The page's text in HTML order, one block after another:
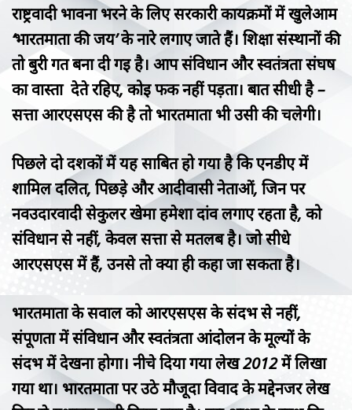
राष्ट्रवादी भावना भरने के लिए सरकारी कार्यक्रमों में खुलेआम
‘भारतमाता की जय’ के नारे लगाए जाते हैं। शिक्षा संस्थानों की
तो बुरी गत बना दी गई है। आप संविधान और स्वतंत्रता संघर्ष
का वास्ता देते रहिए, कोई फर्क नहीं पड़ता। बात सीधी है –
सत्ता आरएसएस की है तो भारतमाता भी उसी की चलेगी।
पिछले दो दशकों में यह साबित हो गया है कि एनडीए में
शामिल दलित, पिछड़े और आदीवासी नेताओं, जिन पर
नवउदारवादी सेकुलर खेमा हमेशा दांव लगाए रहता है, को
संविधान से नहीं, केवल सत्ता से मतलब है। जो सीधे
आरएसएस में हैं, उनसे तो क्या ही कहा जा सकता है।
भारतमाता के सवाल को आरएसएस के संदर्भ से नहीं,
संपूर्णता में संविधान और स्वतंत्रता आंदोलन के मूल्यों के
संदर्भ में देखना होगा। नीचे दिया गया लेख 2012 में लिखा
गया था। भारतमाता पर उठे मौजूदा विवाद के मद्देनजर लेख